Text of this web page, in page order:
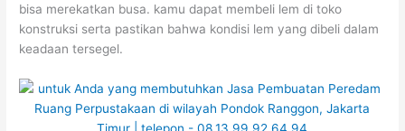
bisa merekatkan busa. kamu dapat membeli lem di toko
konstruksi serta pastikan bahwa kondisi lem yang dibeli dalam
keadaan tersegel.